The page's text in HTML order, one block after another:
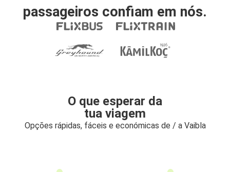
passageiros confiam em nós.
O que esperar da
tua viagem
Opções rápidas, fáceis e económicas de / a Vaibla